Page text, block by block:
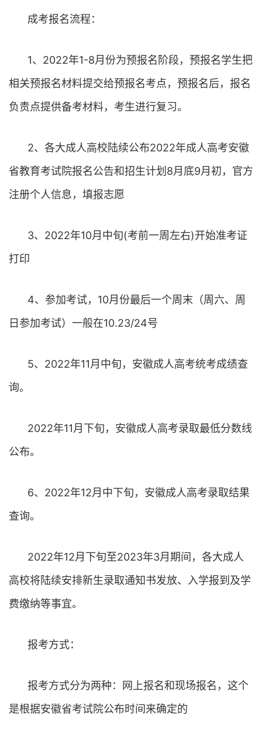
成考报名流程：
1、2022年1-8月份为预报名阶段，预报名学生把
相关预报名材料提交给预报名考点，预报名后，报名
负责点提供备考材料，考生进行复习。
2、各大成人高校陆续公布2022年成人高考安徽
省教育考试院报名公告和招生计划8月底9月初，官方
注册个人信息，填报志愿
3、2022年10月中旬(考前一周左右)开始准考证
打印
4、参加考试，10月份最后一个周末（周六、周
日参加考试）一般在10.23/24号
5、2022年11月中旬，安徽成人高考统考成绩查
询。
2022年11月下旬，安徽成人高考录取最低分数线
公布。
6、2022年12月中下旬，安徽成人高考录取结果
查询。
2022年12月下旬至2023年3月期间，各大成人
高校将陆续安排新生录取通知书发放、入学报到及学
费缴纳等事宜。
报考方式：
报考方式分为两种：网上报名和现场报名，这个
是根据安徽省考试院公布时间来确定的